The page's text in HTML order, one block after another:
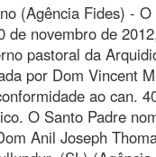
(Agência Fides) -
de novembro de
pastoral da
por Dom Vincent
ao can.
O Santo Padre
Anil Joseph